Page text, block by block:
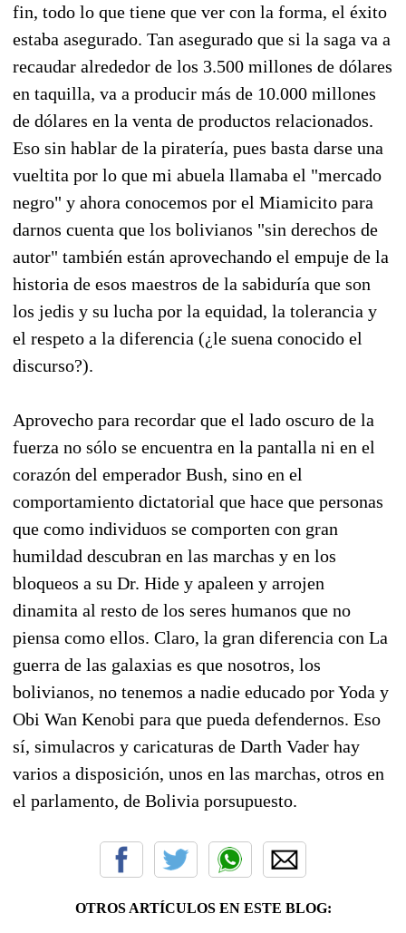
fin, todo lo que tiene que ver con la forma, el éxito
estaba asegurado. Tan asegurado que si la saga va a
recaudar alrededor de los 3.500 millones de dólares
en taquilla, va a producir más de 10.000 millones
de dólares en la venta de productos relacionados.
Eso sin hablar de la piratería, pues basta darse una
vueltita por lo que mi abuela llamaba el "mercado
negro" y ahora conocemos por el Miamicito para
darnos cuenta que los bolivianos "sin derechos de
autor" también están aprovechando el empuje de la
historia de esos maestros de la sabiduría que son
los jedis y su lucha por la equidad, la tolerancia y
el respeto a la diferencia (¿le suena conocido el
discurso?).
Aprovecho para recordar que el lado oscuro de la
fuerza no sólo se encuentra en la pantalla ni en el
corazón del emperador Bush, sino en el
comportamiento dictatorial que hace que personas
que como individuos se comporten con gran
humildad descubran en las marchas y en los
bloqueos a su Dr. Hide y apaleen y arrojen
dinamita al resto de los seres humanos que no
piensa como ellos. Claro, la gran diferencia con La
guerra de las galaxias es que nosotros, los
bolivianos, no tenemos a nadie educado por Yoda y
Obi Wan Kenobi para que pueda defendernos. Eso
sí, simulacros y caricaturas de Darth Vader hay
varios a disposición, unos en las marchas, otros en
el parlamento, de Bolivia porsupuesto.
OTROS ARTÍCULOS EN ESTE BLOG: